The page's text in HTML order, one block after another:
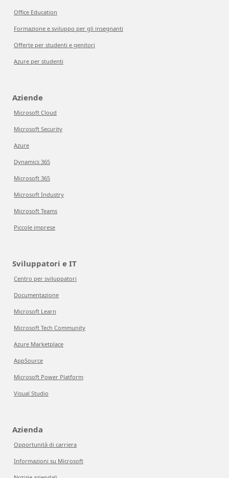
Office Education
Formazione e sviluppo per gli insegnanti
Offerte per studenti e genitori
Azure per studenti
Aziende
Microsoft Cloud
Microsoft Security
Azure
Dynamics 365
Microsoft 365
Microsoft Industry
Microsoft Teams
Piccole imprese
Sviluppatori e IT
Centro per sviluppatori
Documentazione
Microsoft Learn
Microsoft Tech Community
Azure Marketplace
AppSource
Microsoft Power Platform
Visual Studio
Azienda
Opportunità di carriera
Informazioni su Microsoft